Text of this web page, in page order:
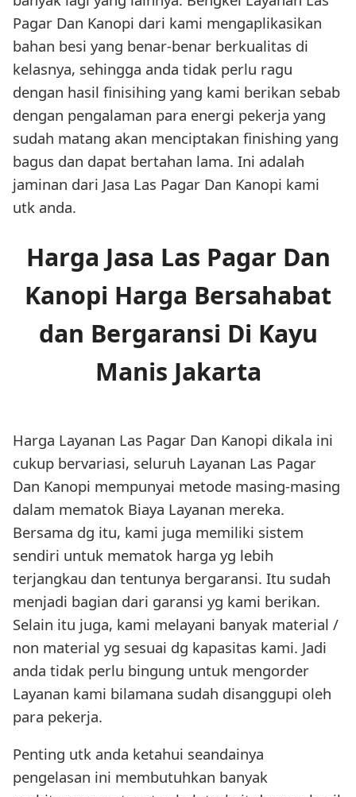
Pagar Dan Kanopi dari kami mengaplikasikan
bahan besi yang benar-benar berkualitas di
kelasnya, sehingga anda tidak perlu ragu
dengan hasil finisihing yang kami berikan sebab
dengan pengalaman para energi pekerja yang
sudah matang akan menciptakan finishing yang
bagus dan dapat bertahan lama. Ini adalah
jaminan dari Jasa Las Pagar Dan Kanopi kami
utk anda.
Harga Jasa Las Pagar Dan
Kanopi Harga Bersahabat
dan Bergaransi Di Kayu
Manis Jakarta
Harga Layanan Las Pagar Dan Kanopi dikala ini
cukup bervariasi, seluruh Layanan Las Pagar
Dan Kanopi mempunyai metode masing-masing
dalam mematok Biaya Layanan mereka.
Bersama dg itu, kami juga memiliki sistem
sendiri untuk mematok harga yg lebih
terjangkau dan tentunya bergaransi. Itu sudah
menjadi bagian dari garansi yg kami berikan.
Selain itu juga, kami melayani banyak material /
non material yg sesuai dg kapasitas kami. Jadi
anda tidak perlu bingung untuk mengorder
Layanan kami bilamana sudah disanggupi oleh
para pekerja.
Penting utk anda ketahui seandainya
pengelasan ini membutuhkan banyak